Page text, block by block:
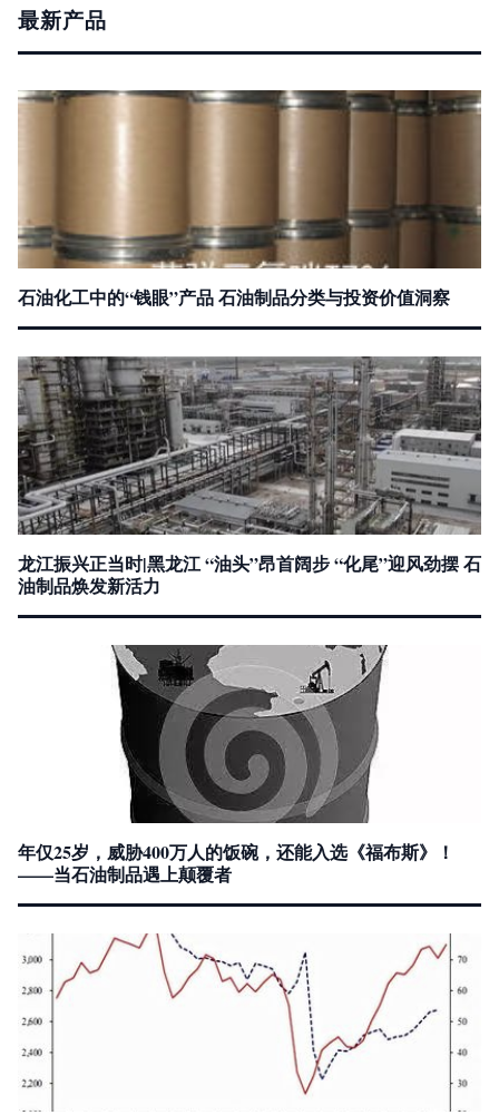
最新产品
石油化工中的“钱眼”产品 石油制品分类与投资价值洞察
龙江振兴正当时|黑龙江 “油头”昂首阔步 “化尾”迎风劲摆 石
油制品焕发新活力
年仅25岁，威胁400万人的饭碗，还能入选《福布斯》！
——当石油制品遇上颠覆者